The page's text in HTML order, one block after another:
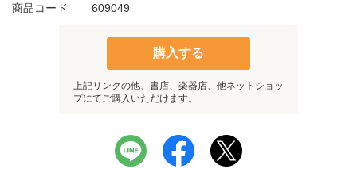
商品コード
609049
購入する
上記リンクの他、書店、楽器店、他ネットショッ
プにてご購入いただけます。